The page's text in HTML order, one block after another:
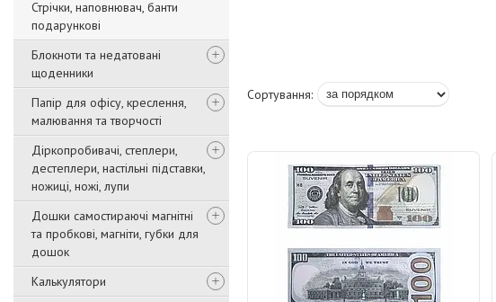
Стрічки, наповнювач, банти
подарункові
Блокноти та недатовані
щоденники
Папір для офісу, креслення,
малювання та творчості
Діркопробивачі, степлери,
дестеплери, настільні підставки,
ножиці, ножі, лупи
Дошки самостираючі магнітні
та пробкові, магніти, губки для
дошок
Калькулятори